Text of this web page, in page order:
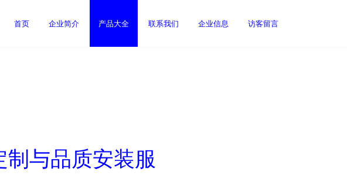
首页 企业简介 产品大全 联系我们 企业信息 访客留言
与品质安装服